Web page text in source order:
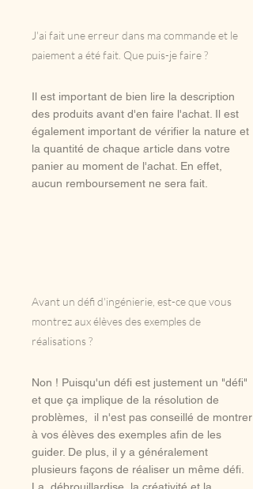
J'ai fait une erreur dans ma commande et le
paiement a été fait. Que puis-je faire ?
Il est important de bien lire la description
des produits avant d'en faire l'achat. Il est
également important de vérifier la nature et
la quantité de chaque article dans votre
panier au moment de l'achat. En effet,
aucun remboursement ne sera fait.
Avant un défi d'ingénierie, est-ce que vous
montrez aux élèves des exemples de
réalisations ?
Non ! Puisqu'un défi est justement un "défi"
et que ça implique de la résolution de
problèmes, il n'est pas conseillé de montrer
à vos élèves des exemples afin de les
guider. De plus, il y a généralement
plusieurs façons de réaliser un même défi.